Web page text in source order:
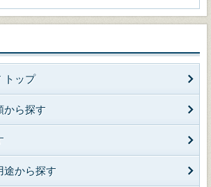
トップ
から探す
途から探す